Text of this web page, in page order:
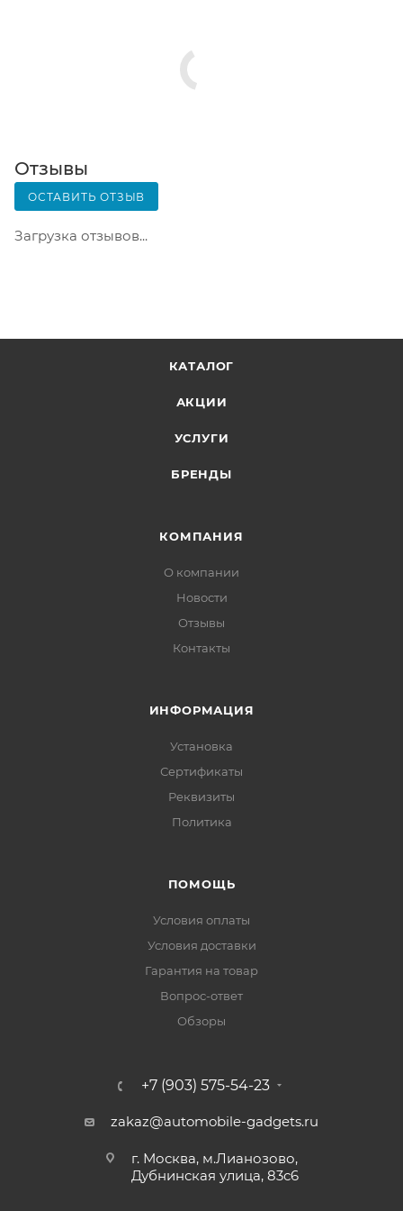
Почтовая доставка через почту России. Когда
заказ придет в отделение, на ваш адрес придет
Вскрывать коробку самостоятельно вы можете
только после оплаты заказа. Один заказ может
содержать не больше 10 позиций и его стоимость
не должна превышать 100 000 р.
Отзывы
ОСТАВИТЬ ОТЗЫВ
Загрузка отзывов...
КАТАЛОГ
АКЦИИ
УСЛУГИ
БРЕНДЫ
КОМПАНИЯ
О компании
Новости
Отзывы
Контакты
ИНФОРМАЦИЯ
Установка
Сертификаты
Реквизиты
Политика
ПОМОЩЬ
Условия оплаты
Условия доставки
Гарантия на товар
Вопрос-ответ
Обзоры
+7 (903) 575-54-23
zakaz@automobile-gadgets.ru
г. Москва, м.Лианозово,
Дубнинская улица, 83с6